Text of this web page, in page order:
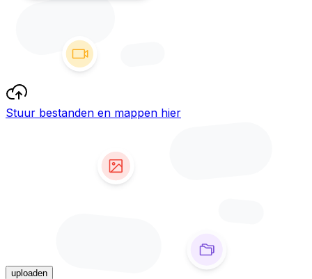
Stuur bestanden en mappen hier
uploaden